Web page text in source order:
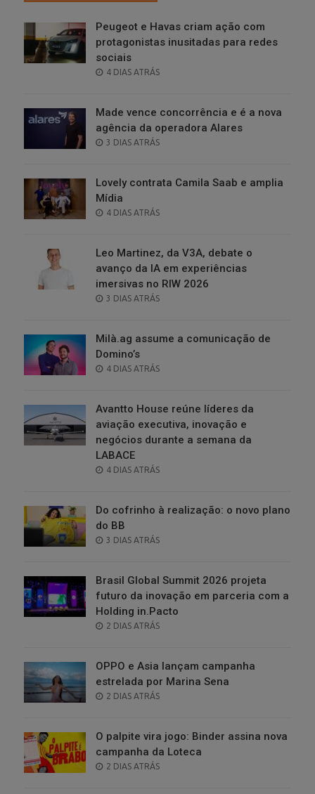
Peugeot e Havas criam ação com
protagonistas inusitadas para redes
sociais
POSTED
4 DIAS ATRÁS
Made vence concorrência e é a nova
agência da operadora Alares
POSTED
3 DIAS ATRÁS
Lovely contrata Camila Saab e amplia
Mídia
POSTED
4 DIAS ATRÁS
Leo Martinez, da V3A, debate o
avanço da IA em experiências
imersivas no RIW 2026
POSTED
3 DIAS ATRÁS
Milà.ag assume a comunicação de
Domino’s
POSTED
4 DIAS ATRÁS
Avantto House reúne líderes da
aviação executiva, inovação e
negócios durante a semana da
LABACE
POSTED
4 DIAS ATRÁS
Do cofrinho à realização: o novo plano
do BB
POSTED
3 DIAS ATRÁS
Brasil Global Summit 2026 projeta
futuro da inovação em parceria com a
Holding in.Pacto
POSTED
2 DIAS ATRÁS
OPPO e Asia lançam campanha
estrelada por Marina Sena
POSTED
2 DIAS ATRÁS
O palpite vira jogo: Binder assina nova
campanha da Loteca
POSTED
2 DIAS ATRÁS